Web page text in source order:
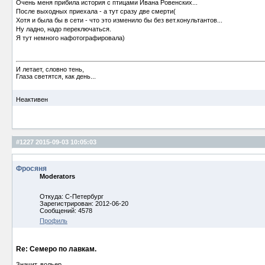
Очень меня прибила история с птицами Ивана Ровенских...
После выходных приехала - а тут сразу две смерти(
Хотя и была бы в сети - что это изменило бы без вет.конультантов...
Ну ладно, надо переключаться.
Я тут немного нафотографировала)
И летает, словно тень,
Глаза светятся, как день...
Неактивен
#1227 2015-09-03 10:05:03
Фросяня
Moderators
Откуда: С-Петербург
Зарегистрирован: 2012-06-20
Сообщений: 4578
Профиль
Re: Семеро по лавкам.